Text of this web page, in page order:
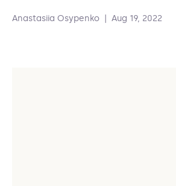
Anastasiia Osypenko Aug 19, 2022